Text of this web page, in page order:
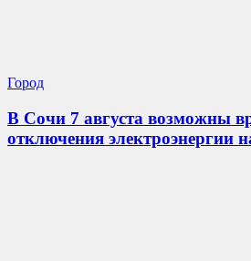
Город
В Сочи 7 августа возможны
отключения электроэнергии